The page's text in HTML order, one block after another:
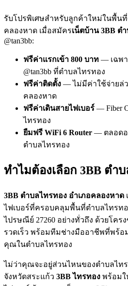
รับโปรพิเศษสำหรับลูกค้าใหม่ในพื้น
คลองหาด เมื่อสมัครเน็ตบ้าน 3BB ต
@tan3bb:
ฟรีค่าแรกเข้า 800 บาท — เฉพ
@tan3bb ที่ตำบลไทรทอง
ฟรีค่าติดตั้ง — ไม่มีค่าใช้จ่ายล่
คลองหาด
ฟรีค่าเดินสายไฟเบอร์ — Fiber
ไทรทอง
ยืมฟรี WiFi 6 Router — ตลอด
ตำบลไทรทอง
ทำไมต้องเลือก 3BB ตำ
3BB ตำบลไทรทอง อำเภอคลองหาด
ไฟเบอร์ที่ครอบคลุมพื้นที่ตำบลไทรท
ไปรษณีย์ 27260 อย่างทั่วถึง ด้วยโคร
รวดเร็ว พร้อมทีมช่างมืออาชีพที่พร้อ
คุณในตำบลไทรทอง
ไม่ว่าคุณจะอยู่ส่วนไหนของตำบลไท
จังหวัดสระแก้ว 3BB ไทรทอง พร้อมใ